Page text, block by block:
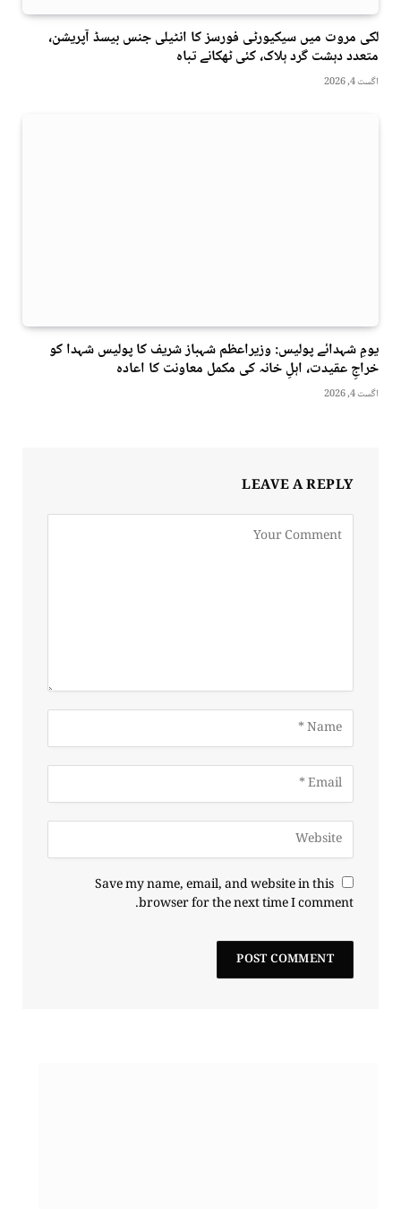
لکی مروت میں سیکیورٹی فورسز کا انٹیلی جنس بیسڈ آپریشن،
متعدد دہشت گرد ہلاک، کئی ٹھکانے تباہ
اگست 4, 2026
یومِ شہدائے پولیس: وزیراعظم شہباز شریف کا پولیس شہدا کو
خراجِ عقیدت، اہلِ خانہ کی مکمل معاونت کا اعادہ
اگست 4, 2026
LEAVE A REPLY
Save my name, email, and website in this
browser for the next time I comment.